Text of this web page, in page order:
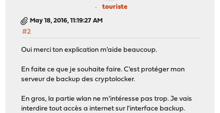
touriste
May 18, 2016, 11:19:27 AM
#2
Oui merci ton explication m'aide beaucoup.
En faite ce que je souhaite faire. C'est protéger mon
serveur de backup des cryptolocker.
En gros, la partie wlan ne m'intéresse pas trop. Je vais
interdire tout accès a internet sur l'interface backup.